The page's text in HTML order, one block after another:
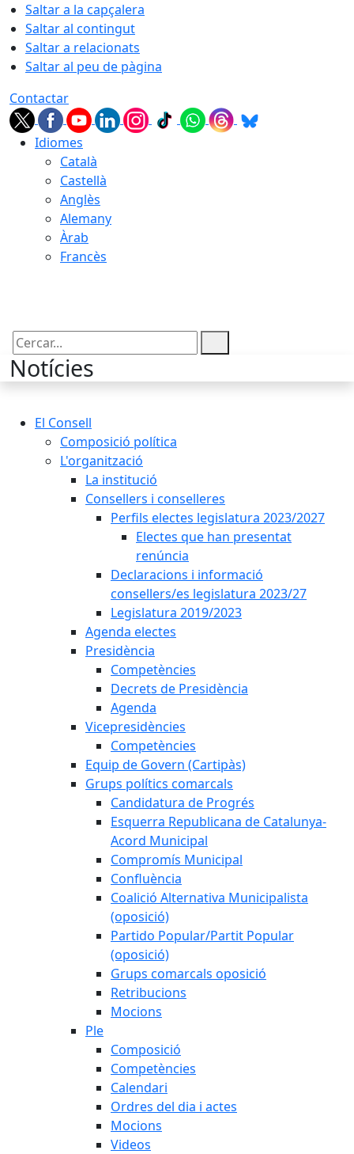
Saltar a la capçalera
Saltar al contingut
Saltar a relacionats
Saltar al peu de pàgina
Contactar
Idiomes
Català
Castellà
Anglès
Alemany
Àrab
Francès
Cercar:
Notícies
El Consell
Composició política
L'organització
La institució
Consellers i conselleres
Perfils electes legislatura 2023/2027
Electes que han presentat
renúncia
Declaracions i informació
consellers/es legislatura 2023/27
Legislatura 2019/2023
Agenda electes
Presidència
Competències
Decrets de Presidència
Agenda
Vicepresidències
Competències
Equip de Govern (Cartipàs)
Grups polítics comarcals
Candidatura de Progrés
Esquerra Republicana de Catalunya-
Acord Municipal
Compromís Municipal
Confluència
Coalició Alternativa Municipalista
(oposició)
Partido Popular/Partit Popular
(oposició)
Grups comarcals oposició
Retribucions
Mocions
Ple
Composició
Competències
Calendari
Ordres del dia i actes
Mocions
Videos